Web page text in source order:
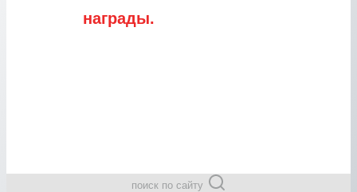
награды.
поиск по сайту